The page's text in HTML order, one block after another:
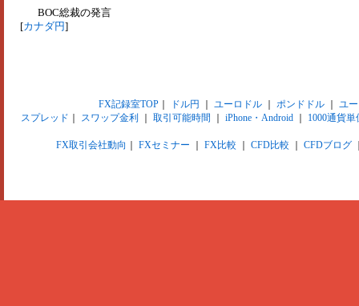
BOC総裁の発言
[カナダ円]
FX記録室TOP｜ ドル円 ユーロドル｜ ポンドドル｜ ユ
スプレッド
スワップ金利 取引可能時間 iPhone・Android 1000通貨単
FX取引会社動向 FXセミナー FX比較 CFD比較 CFDブログ